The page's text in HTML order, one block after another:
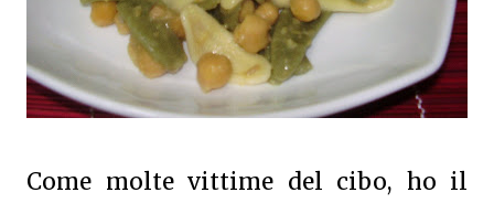
Come molte vittime del cibo, ho il